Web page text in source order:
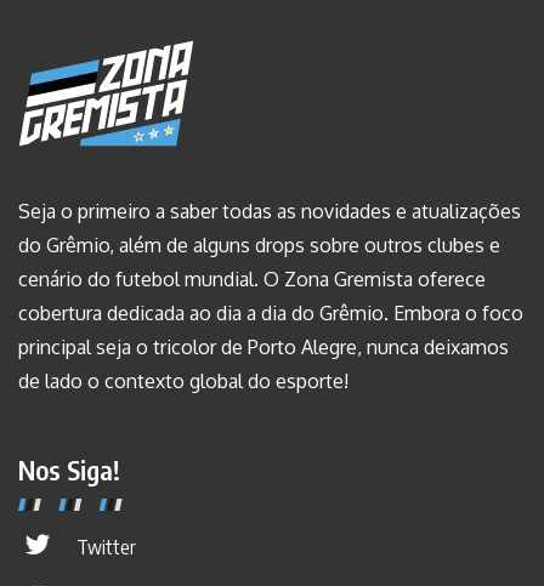
Seja o primeiro a saber todas as novidades e atualizações
do Grêmio, além de alguns drops sobre outros clubes e
cenário do futebol mundial. O Zona Gremista oferece
cobertura dedicada ao dia a dia do Grêmio. Embora o foco
principal seja o tricolor de Porto Alegre, nunca deixamos
de lado o contexto global do esporte!
Nos Siga!
Twitter